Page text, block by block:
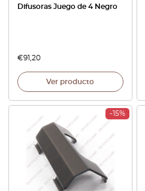
Difusoras Juego de 4 Negro
€91,20
Ver producto
-15%